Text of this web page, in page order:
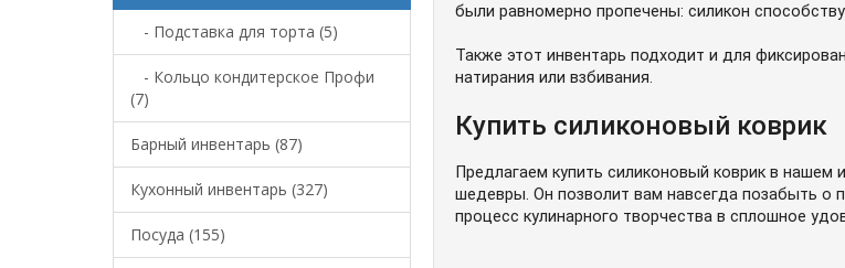
- Подставка для торта (5)
- Кольцо кондитерское Профи
(7)
Барный инвентарь (87)
Кухонный инвентарь (327)
Посуда (155)
были равномерно пропечены: силикон
Также этот инвентарь подходит и для
натирания или взбивания.
Купить силиконовый коврик
Предлагаем купить силиконовый коврик в
шедевры. Он позволит вам навсегда позабыть о
процесс кулинарного творчества в сплошное